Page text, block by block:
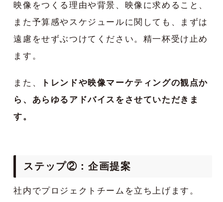
映像をつくる理由や背景、映像に求めること、
また予算感やスケジュールに関しても、まずは
遠慮をせずぶつけてください。精一杯受け止め
ます。
また、
トレンドや映像マーケティングの観点か
ら、あらゆるアドバイスをさせていただきま
す。
ステップ②：企画提案
社内でプロジェクトチームを立ち上げます。